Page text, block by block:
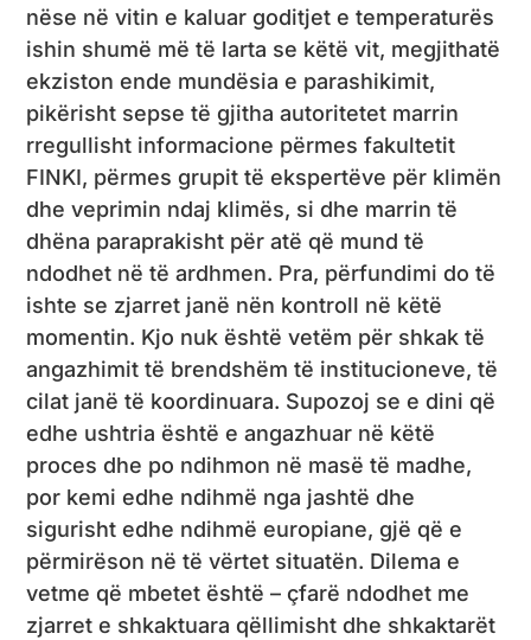
nëse në vitin e kaluar goditjet e temperaturës
ishin shumë më të larta se këtë vit, megjithatë
ekziston ende mundësia e parashikimit,
pikërisht sepse të gjitha autoritetet marrin
rregullisht informacione përmes fakultetit
FINKI, përmes grupit të ekspertëve për klimën
dhe veprimin ndaj klimës, si dhe marrin të
dhëna paraprakisht për atë që mund të
ndodhet në të ardhmen. Pra, përfundimi do të
ishte se zjarret janë nën kontroll në këtë
momentin. Kjo nuk është vetëm për shkak të
angazhimit të brendshëm të institucioneve, të
cilat janë të koordinuara. Supozoj se e dini që
edhe ushtria është e angazhuar në këtë
proces dhe po ndihmon në masë të madhe,
por kemi edhe ndihmë nga jashtë dhe
sigurisht edhe ndihmë europiane, gjë që e
përmirëson në të vërtet situatën. Dilema e
vetme që mbetet është – çfarë ndodhet me
zjarret e shkaktuara qëllimisht dhe shkaktarët